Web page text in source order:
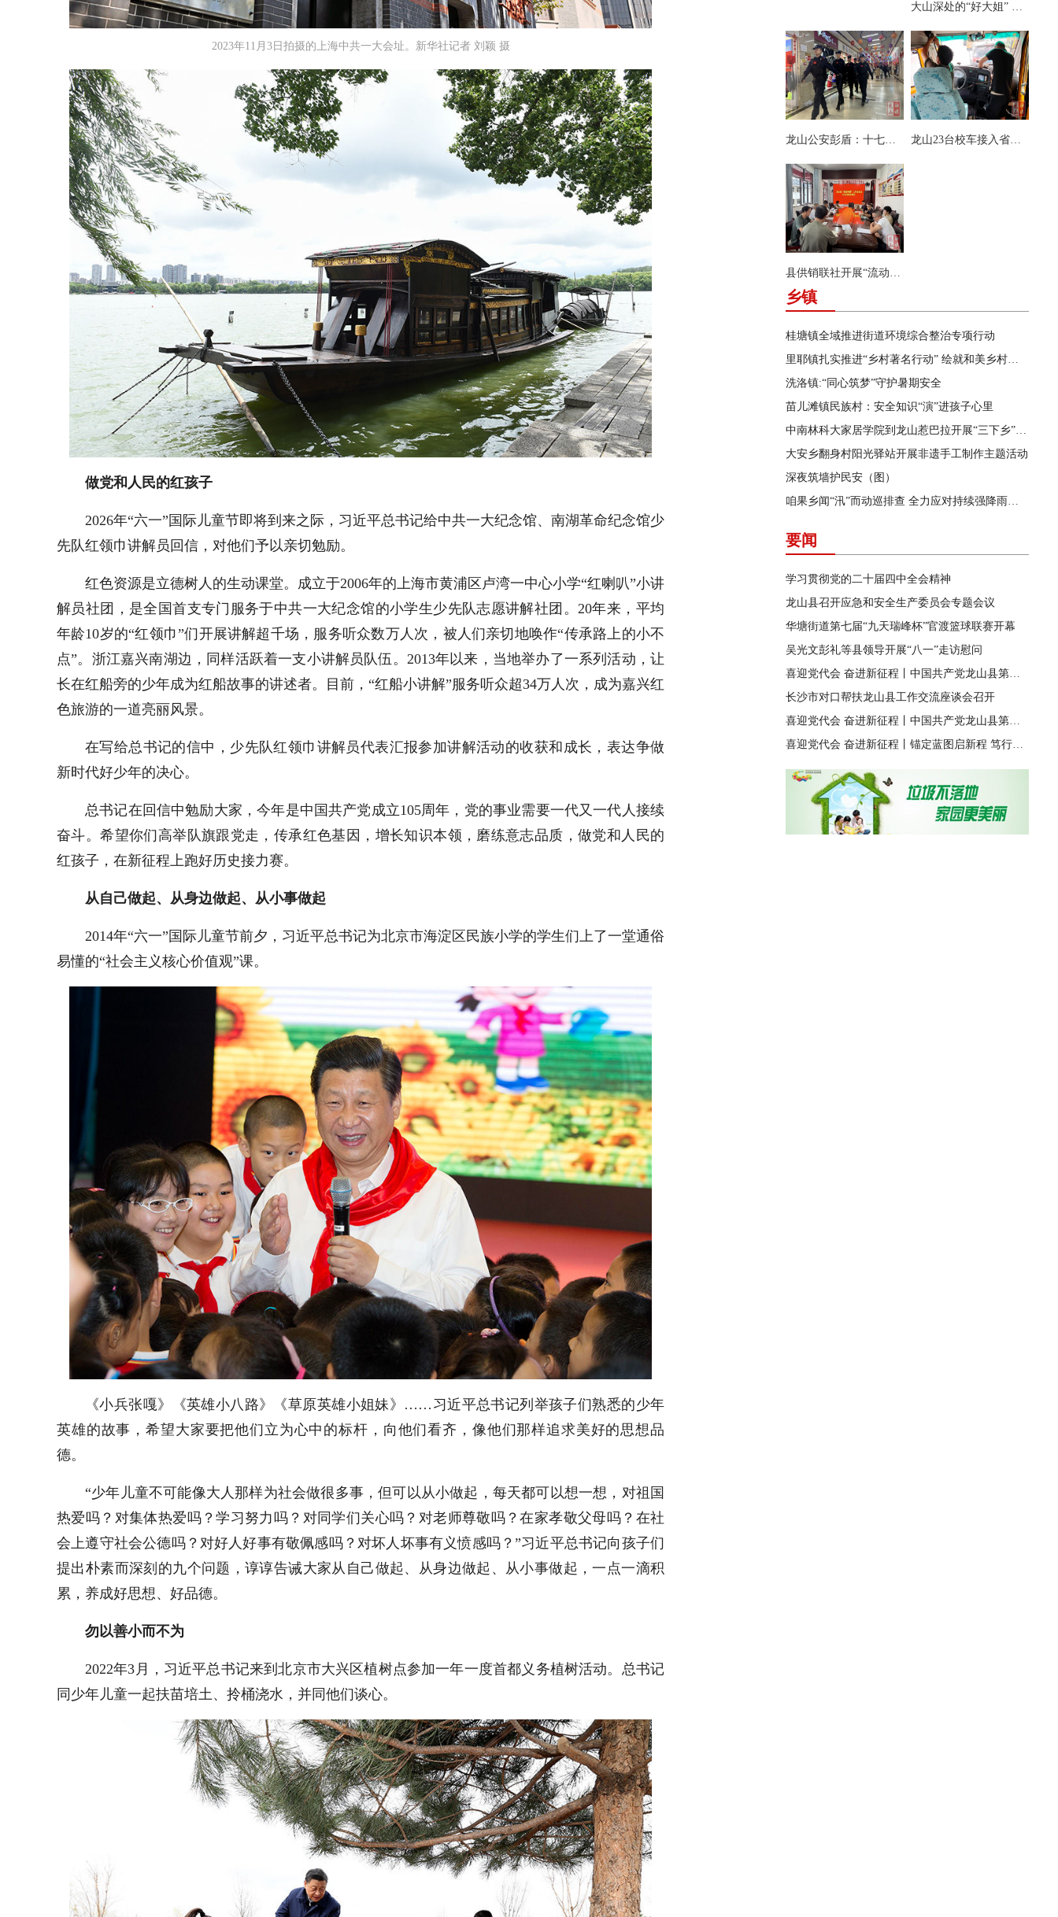
2023年11月3日拍摄的上海中共一大会址。新华社记者 刘颖 摄
做党和人民的红孩子
2026年“六一”国际儿童节即将到来之际，习近平总书记给中共一大纪念馆、南湖革命纪念馆少
先队红领巾讲解员回信，对他们予以亲切勉励。
红色资源是立德树人的生动课堂。成立于2006年的上海市黄浦区卢湾一中心小学“红喇叭”小讲
解员社团，是全国首支专门服务于中共一大纪念馆的小学生少先队志愿讲解社团。20年来，平均
年龄10岁的“红领巾”们开展讲解超千场，服务听众数万人次，被人们亲切地唤作“传承路上的小不
点”。浙江嘉兴南湖边，同样活跃着一支小讲解员队伍。2013年以来，当地举办了一系列活动，让
长在红船旁的少年成为红船故事的讲述者。目前，“红船小讲解”服务听众超34万人次，成为嘉兴红
色旅游的一道亮丽风景。
在写给总书记的信中，少先队红领巾讲解员代表汇报参加讲解活动的收获和成长，表达争做
新时代好少年的决心。
总书记在回信中勉励大家，今年是中国共产党成立105周年，党的事业需要一代又一代人接续
奋斗。希望你们高举队旗跟党走，传承红色基因，增长知识本领，磨练意志品质，做党和人民的
红孩子，在新征程上跑好历史接力赛。
从自己做起、从身边做起、从小事做起
2014年“六一”国际儿童节前夕，习近平总书记为北京市海淀区民族小学的学生们上了一堂通俗
易懂的“社会主义核心价值观”课。
《小兵张嘎》《英雄小八路》《草原英雄小姐妹》……习近平总书记列举孩子们熟悉的少年
英雄的故事，希望大家要把他们立为心中的标杆，向他们看齐，像他们那样追求美好的思想品
德。
“少年儿童不可能像大人那样为社会做很多事，但可以从小做起，每天都可以想一想，对祖国
热爱吗？对集体热爱吗？学习努力吗？对同学们关心吗？对老师尊敬吗？在家孝敬父母吗？在社
会上遵守社会公德吗？对好人好事有敬佩感吗？对坏人坏事有义愤感吗？”习近平总书记向孩子们
提出朴素而深刻的九个问题，谆谆告诫大家从自己做起、从身边做起、从小事做起，一点一滴积
累，养成好思想、好品德。
勿以善小而不为
2022年3月，习近平总书记来到北京市大兴区植树点参加一年一度首都义务植树活动。总书记
同少年儿童一起扶苗培土、拎桶浇水，并同他们谈心。
大山深处的“好大姐” ——记第八届湘西州道德模范向玉娥
龙山公安彭盾：十七载藏蓝铸忠诚 初心如磐护万家 龙山23台校车接入省级智慧安全监管系统
县供销联社开展“流动供销”业务及安全知识专项培训
乡镇
桂塘镇全域推进街道环境综合整治专项行动
里耶镇扎实推进“乡村著名行动” 绘就和美乡村新画卷
洗洛镇:“同心筑梦”守护暑期安全
苗儿滩镇民族村：安全知识“演”进孩子心里
中南林科大家居学院到龙山惹巴拉开展“三下乡”实践活动
大安乡翻身村阳光驿站开展非遗手工制作主题活动
深夜筑墙护民安（图）
咱果乡闻“汛”而动巡排查 全力应对持续强降雨天气
要闻
学习贯彻党的二十届四中全会精神
龙山县召开应急和安全生产委员会专题会议
华塘街道第七届“九天瑞峰杯”官渡篮球联赛开幕
吴光文彭礼等县领导开展“八一”走访慰问
喜迎党代会 奋进新征程丨中国共产党龙山县第十四届纪律检查委员会第一次全体会议召开
长沙市对口帮扶龙山县工作交流座谈会召开
喜迎党代会 奋进新征程丨中国共产党龙山县第十四次代表大会胜利闭幕
喜迎党代会 奋进新征程丨锚定蓝图启新程 笃行实干兴龙山